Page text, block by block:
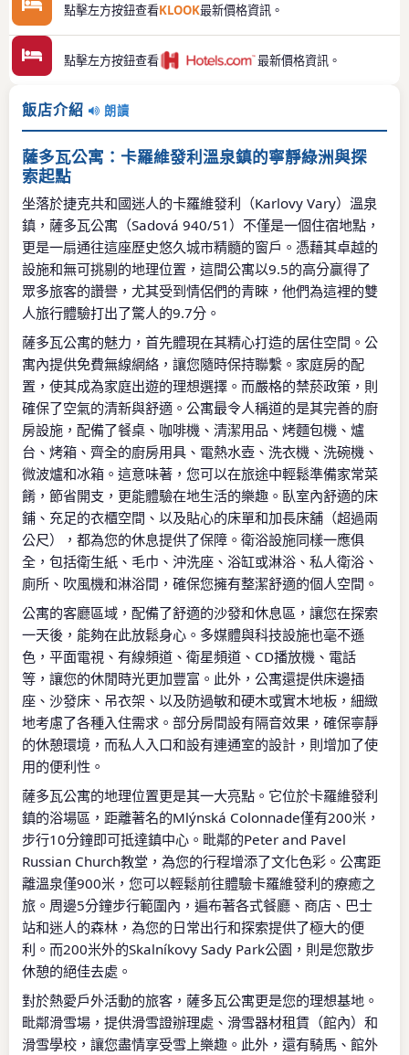
點擊左方按鈕查看KLOOK最新價格資訊。
點擊左方按鈕查看 最新價格資訊。
飯店介紹 朗讀
薩多瓦公寓：卡羅維發利溫泉鎮的寧靜綠洲與探
索起點
坐落於捷克共和國迷人的卡羅維發利（Karlovy Vary）溫泉
鎮，薩多瓦公寓（Sadová 940/51）不僅是一個住宿地點，
更是一扇通往這座歷史悠久城市精髓的窗戶。憑藉其卓越的
設施和無可挑剔的地理位置，這間公寓以9.5的高分贏得了
眾多旅客的讚譽，尤其受到情侶們的青睞，他們為這裡的雙
人旅行體驗打出了驚人的9.7分。
薩多瓦公寓的魅力，首先體現在其精心打造的居住空間。公
寓內提供免費無線網絡，讓您隨時保持聯繫。家庭房的配
置，使其成為家庭出遊的理想選擇。而嚴格的禁菸政策，則
確保了空氣的清新與舒適。公寓最令人稱道的是其完善的廚
房設施，配備了餐桌、咖啡機、清潔用品、烤麵包機、爐
台、烤箱、齊全的廚房用具、電熱水壺、洗衣機、洗碗機、
微波爐和冰箱。這意味著，您可以在旅途中輕鬆準備家常菜
餚，節省開支，更能體驗在地生活的樂趣。臥室內舒適的床
鋪、充足的衣櫃空間、以及貼心的床單和加長床舖（超過兩
公尺），都為您的休息提供了保障。衛浴設施同樣一應俱
全，包括衛生紙、毛巾、沖洗座、浴缸或淋浴、私人衛浴、
廁所、吹風機和淋浴間，確保您擁有整潔舒適的個人空間。
公寓的客廳區域，配備了舒適的沙發和休息區，讓您在探索
一天後，能夠在此放鬆身心。多媒體與科技設施也毫不遜
色，平面電視、有線頻道、衛星頻道、CD播放機、電話
等，讓您的休閒時光更加豐富。此外，公寓還提供床邊插
座、沙發床、吊衣架、以及防過敏和硬木或實木地板，細緻
地考慮了各種入住需求。部分房間設有隔音效果，確保寧靜
的休憩環境，而私人入口和設有連通室的設計，則增加了使
用的便利性。
薩多瓦公寓的地理位置更是其一大亮點。它位於卡羅維發利
鎮的浴場區，距離著名的Mlýnská Colonnade僅有200米，
步行10分鐘即可抵達鎮中心。毗鄰的Peter and Pavel
Russian Church教堂，為您的行程增添了文化色彩。公寓距
離溫泉僅900米，您可以輕鬆前往體驗卡羅維發利的療癒之
旅。周邊5分鐘步行範圍內，遍布著各式餐廳、商店、巴士
站和迷人的森林，為您的日常出行和探索提供了極大的便
利。而200米外的Skalníkovy Sady Park公園，則是您散步
休憩的絕佳去處。
對於熱愛戶外活動的旅客，薩多瓦公寓更是您的理想基地。
毗鄰滑雪場，提供滑雪證辦理處、滑雪器材租賃（館內）和
滑雪學校，讓您盡情享受雪上樂趣。此外，還有騎馬、館外